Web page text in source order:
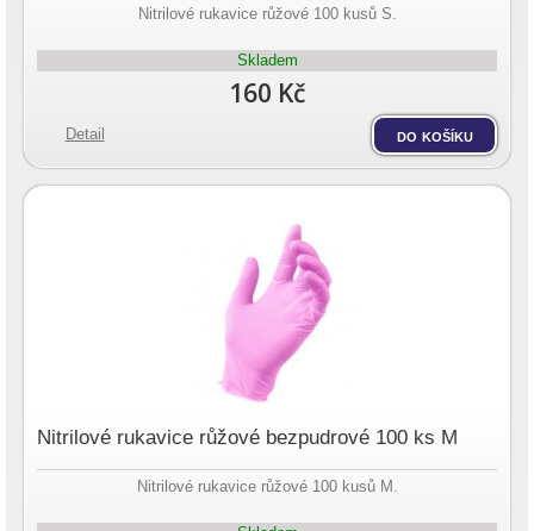
Nitrilové rukavice růžové 100 kusů S.
Skladem
160 Kč
Detail do košíku
Nitrilové rukavice růžové bezpudrové 100 ks M
Nitrilové rukavice růžové 100 kusů M.